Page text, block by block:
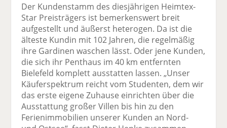
Der Kundenstamm des diesjährigen Heimtex-
Star Preisträgers ist bemerkenswert breit
aufgestellt und äußerst heterogen. Da ist die
älteste Kundin mit 102 Jahren, die regelmäßig
ihre Gardinen waschen lässt. Oder jene Kunden,
die sich ihr Penthaus im 40 km entfernten
Bielefeld komplett ausstatten lassen. „Unser
Käuferspektrum reicht vom Studenten, dem wir
das erste eigene Zuhause einrichten über die
Ausstattung großer Villen bis hin zu den
Ferienimmobilien unserer Kunden an Nord-